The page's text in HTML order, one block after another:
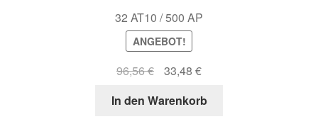
32 AT10 / 500 AP
ANGEBOT!
96,56€
Ursprünglicher
war:
33,48 €Aktueller
ist:
In den Warenkorb